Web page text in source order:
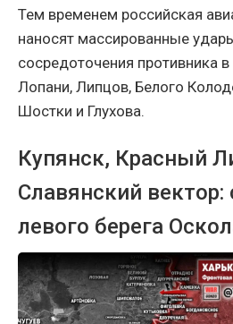
Тем временем российская
наносят массированные
сосредоточения противника
Лопани, Липцов, Белого
Шостки и Глухова.
Купянск, Красный
Славянский вектор:
левого берега